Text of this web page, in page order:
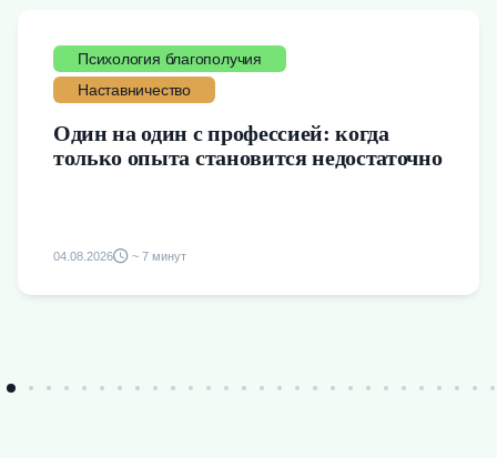
Психология благополучия
Наставничество
Один на один с профессией: когда
только опыта становится недостаточно
04.08.2026 ~ 7 минут